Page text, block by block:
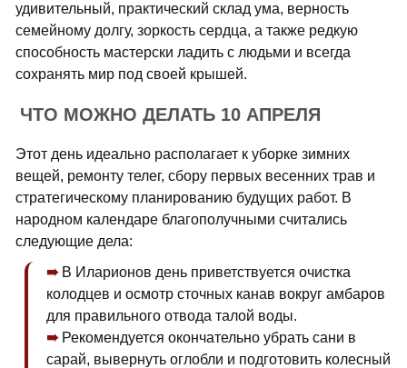
удивительный, практический склад ума, верность
семейному долгу, зоркость сердца, а также редкую
способность мастерски ладить с людьми и всегда
сохранять мир под своей крышей.
ЧТО МОЖНО ДЕЛАТЬ 10 АПРЕЛЯ
Этот день идеально располагает к уборке зимних
вещей, ремонту телег, сбору первых весенних трав и
стратегическому планированию будущих работ. В
народном календаре благополучными считались
следующие дела:
В Иларионов день приветствуется очистка
колодцев и осмотр сточных канав вокруг амбаров
для правильного отвода талой воды.
Рекомендуется окончательно убрать сани в
сарай, вывернуть оглобли и подготовить колесный